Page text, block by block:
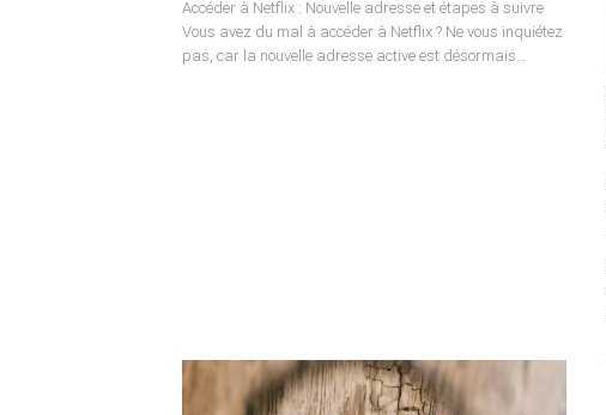
Accéder à Netflix : Nouvelle adresse et étapes à suivre
Vous avez du mal à accéder à Netflix ? Ne vous inquiétez
pas, car la nouvelle adresse active est désormais…